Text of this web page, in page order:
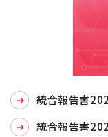
統合報告書
統合報告書